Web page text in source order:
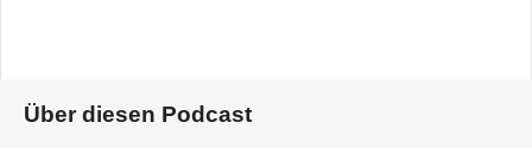
Über diesen Podcast